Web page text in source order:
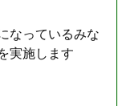
なっているみな
実施します